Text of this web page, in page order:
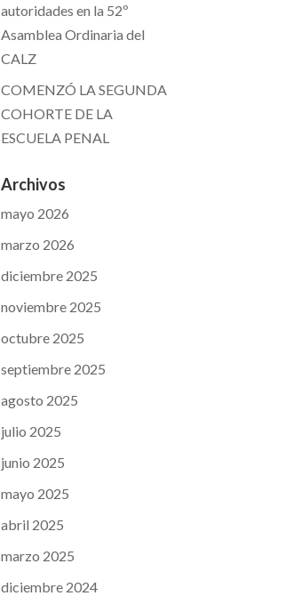
autoridades en la 52º
Asamblea Ordinaria del
CALZ
COMENZÓ LA SEGUNDA
COHORTE DE LA
ESCUELA PENAL
Archivos
mayo 2026
marzo 2026
diciembre 2025
noviembre 2025
octubre 2025
septiembre 2025
agosto 2025
julio 2025
junio 2025
mayo 2025
abril 2025
marzo 2025
diciembre 2024